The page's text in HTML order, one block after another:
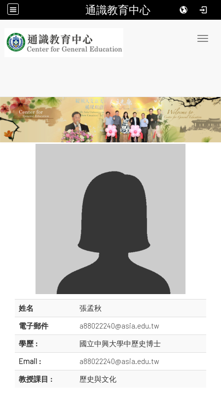
通識教育中心
姓名
張孟秋
電子郵件
a88022240@asia.edu.tw
學歷 :
國立中興大學中歷史博士
Email :
a88022240@asia.edu.tw
教授課目 :
歷史與文化